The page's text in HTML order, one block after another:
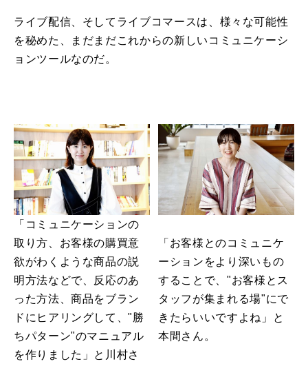
ライブ配信、そしてライブコマースは、様々な可能性
を秘めた、まだまだこれからの新しいコミュニケーシ
ョンツールなのだ。
「コミュニケーションの
取り方、お客様の購買意
欲がわくような商品の説
明方法などで、反応のあ
った方法、商品をブラン
ドにヒアリングして、"勝
ちパターン"のマニュアル
を作りました」と川村さ
「お客様とのコミュニケ
ーションをより深いもの
することで、"お客様とス
タッフが集まれる場"にで
きたらいいですよね」と
本間さん。